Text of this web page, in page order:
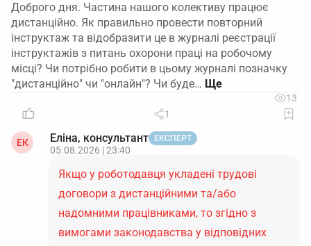
Доброго дня. Частина нашого колективу працює
дистанційно. Як правильно провести повторний
інструктаж та відобразити це в журналі реєстрації
інструктажів з питань охорони праці на робочому
місці? Чи потрібно робити в цьому журналі позначку
"дистанційно" чи "онлайн"? Чи буде…
13
1
ЕК Еліна, консультант ЕКСПЕРТ
05.08.2026 | 23:40
Якщо у роботодавця укладені трудові
договори з дистанційними та/або
надомними працівниками, то згідно з
вимогами законодавства у відповідних